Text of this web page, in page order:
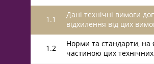
1.1
Дані технічні вимоги
відхилення від цих
1.2
Норми та стандарти, на
частиною цих